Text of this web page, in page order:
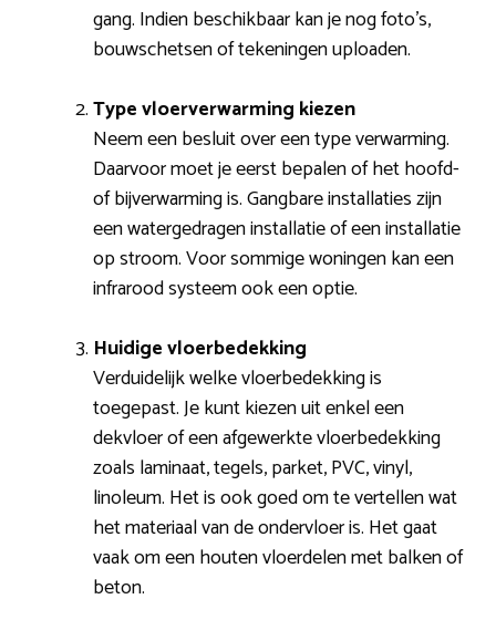
gang. Indien beschikbaar kan je nog foto’s,
bouwschetsen of tekeningen uploaden.
Type vloerverwarming kiezen
Neem een besluit over een type verwarming.
Daarvoor moet je eerst bepalen of het hoofd-
of bijverwarming is. Gangbare installaties zijn
een watergedragen installatie of een installatie
op stroom. Voor sommige woningen kan een
infrarood systeem ook een optie.
Huidige vloerbedekking
Verduidelijk welke vloerbedekking is
toegepast. Je kunt kiezen uit enkel een
dekvloer of een afgewerkte vloerbedekking
zoals laminaat, tegels, parket, PVC, vinyl,
linoleum. Het is ook goed om te vertellen wat
het materiaal van de ondervloer is. Het gaat
vaak om een houten vloerdelen met balken of
beton.